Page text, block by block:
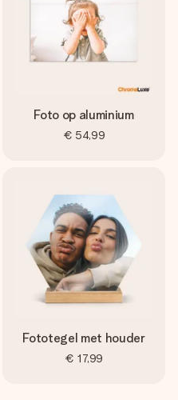
Foto op aluminium
€ 54,99
Fototegel met houder
€ 17,99